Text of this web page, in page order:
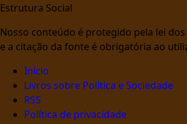
Estrutura Social
Nosso conteúdo é protegido pela lei
e a citação da fonte é obrigatória ao
Início
Livros sobre Política e Sociedade
RSS
Política de privacidade